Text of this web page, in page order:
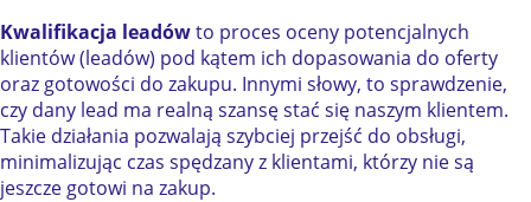
Kwalifikacja leadówto proces oceny potencjalnych
klientów (leadów) pod kątem ich dopasowania do oferty
oraz gotowości do zakupu. Innymi słowy, to sprawdzenie,
czy dany lead ma realną szansę stać się naszym klientem.
Takie działania pozwalają szybciej przejść do obsługi,
minimalizując czas spędzany z klientami, którzy nie są
jeszcze gotowi na zakup.